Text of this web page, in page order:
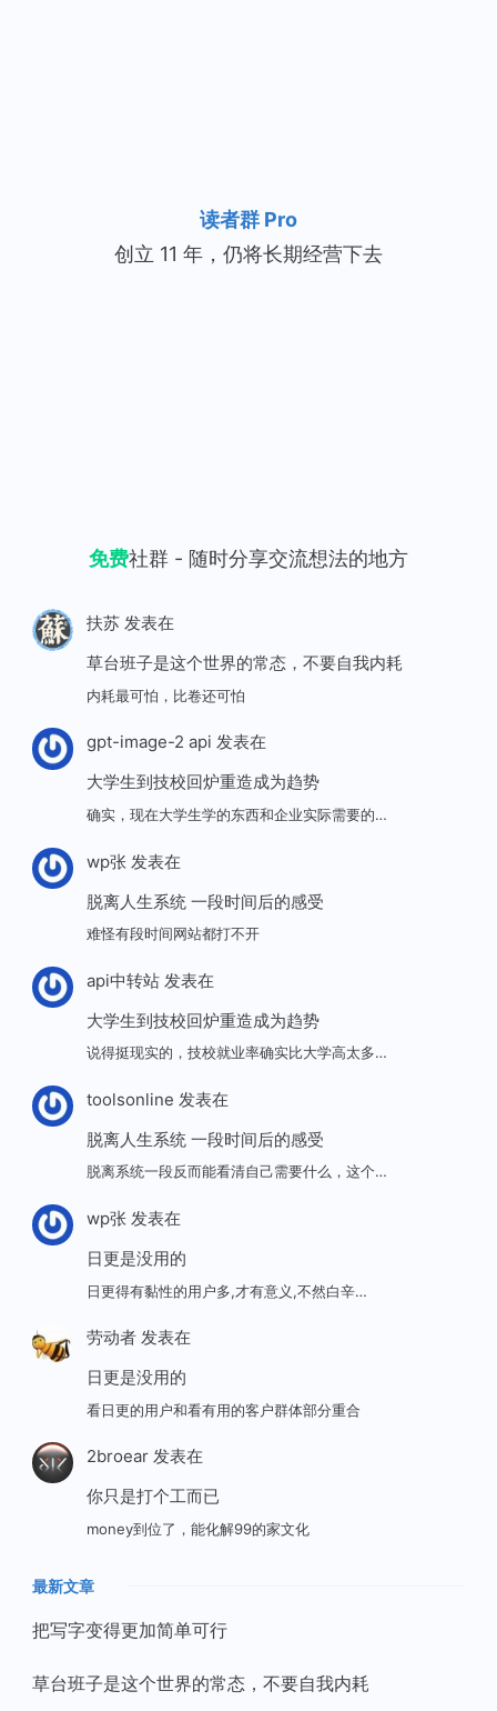
读者群 Pro
创立 11 年，仍将长期经营下去
免费社群 - 随时分享交流想法的地方
扶苏发表在
草台班子是这个世界的常态，不要自我内耗
内耗最可怕，比卷还可怕
gpt-image-2 api 发表在
大学生到技校回炉重造成为趋势
确实，现在大学生学的东西和企业实际需要的…
wp张发表在
脱离人生系统 一段时间后的感受
难怪有段时间网站都打不开
api中转站发表在
大学生到技校回炉重造成为趋势
说得挺现实的，技校就业率确实比大学高太多…
toolsonline 发表在
脱离人生系统 一段时间后的感受
脱离系统一段反而能看清自己需要什么，这个…
wp张发表在
日更是没用的
日更得有黏性的用户多,才有意义,不然白辛…
劳动者发表在
日更是没用的
看日更的用户和看有用的客户群体部分重合
2broear发表在
你只是打个工而已
money到位了，能化解99的家文化
最新文章
把写字变得更加简单可行
草台班子是这个世界的常态，不要自我内耗